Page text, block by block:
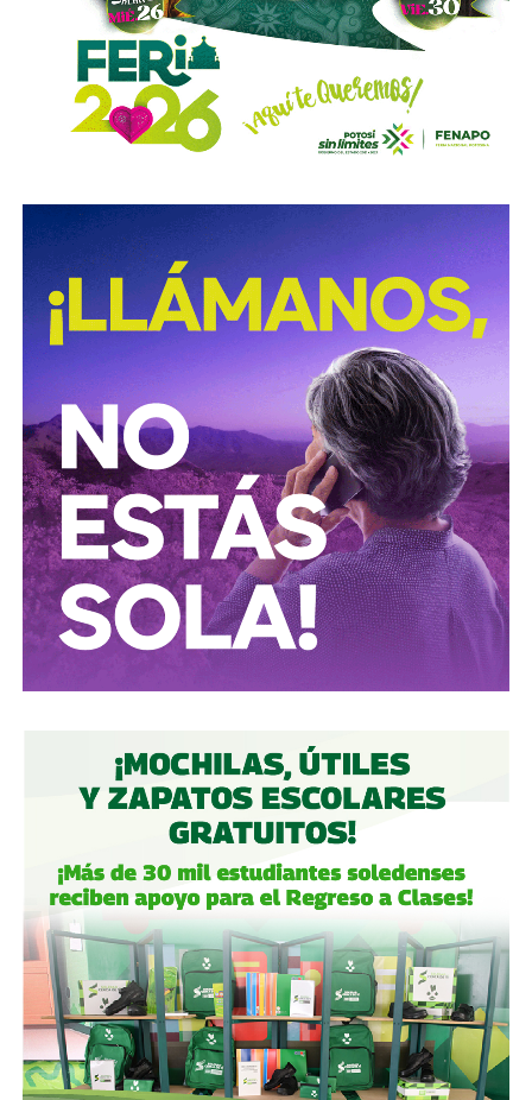
aparentes de estos o realicen actos jurídicos simulados
con el propósito de evitar que se cumplan las
obligaciones alimentarias.
Para estas conductas se contempla una sanción de seis
meses a tres años de prisión, además de una sanción
Medida y Actualización (UMA).
La iniciativa fue turnada a la Comisión Primera de Justicia
para su análisis y dictamen correspondiente.
También lee:
Cuauhtli Badillo pide a alcaldes denunciar
movimientos ligados al huachicol